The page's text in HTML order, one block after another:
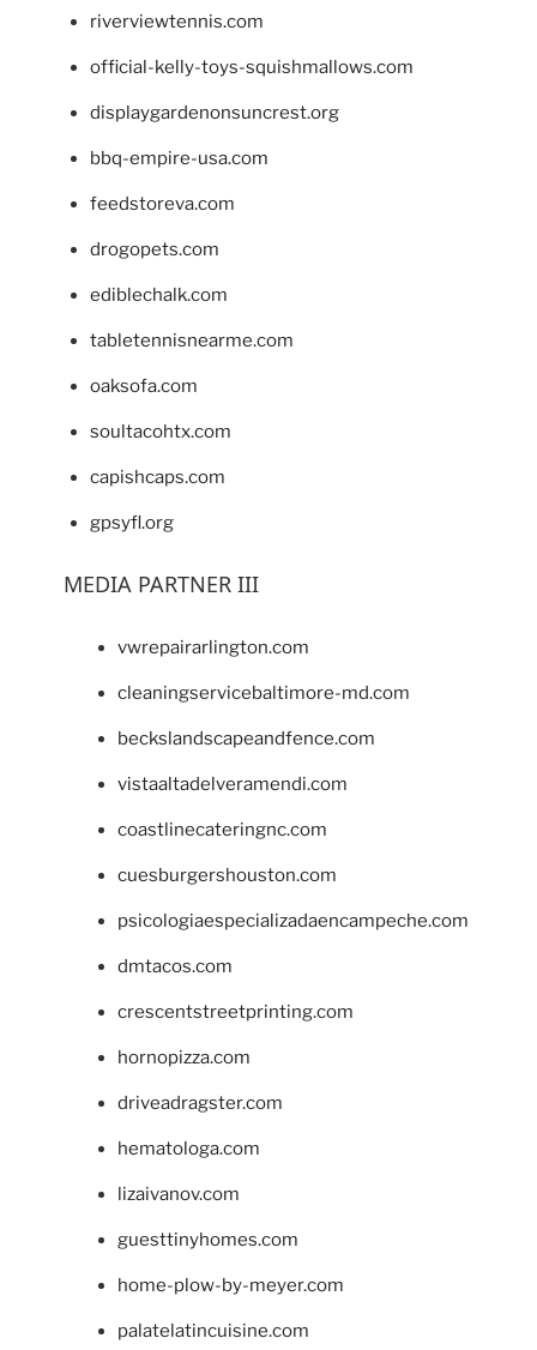
riverviewtennis.com
official-kelly-toys-squishmallows.com
displaygardenonsuncrest.org
bbq-empire-usa.com
feedstoreva.com
drogopets.com
ediblechalk.com
tabletennisnearme.com
oaksofa.com
soultacohtx.com
capishcaps.com
gpsyfl.org
MEDIA PARTNER III
vwrepairarlington.com
cleaningservicebaltimore-md.com
beckslandscapeandfence.com
vistaaltadelveramendi.com
coastlinecateringnc.com
cuesburgershouston.com
psicologiaespecializadaencampeche.com
dmtacos.com
crescentstreetprinting.com
hornopizza.com
driveadragster.com
hematologa.com
lizaivanov.com
guesttinyhomes.com
home-plow-by-meyer.com
palatelatincuisine.com